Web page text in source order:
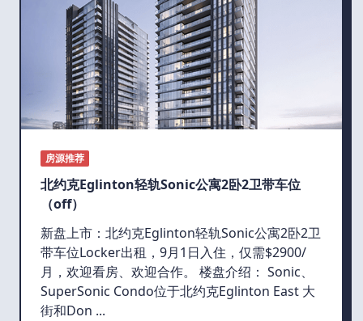
房源推荐
北约克Eglinton轻轨Sonic公寓2卧2卫带车位
（off）
新盘上市：北约克Eglinton轻轨Sonic公寓2卧2卫
带车位Locker出租，9月1日入住，仅需$2900/
月，欢迎看房、欢迎合作。 楼盘介绍： Sonic、
SuperSonic Condo位于北约克Eglinton East 大
街和Don ...